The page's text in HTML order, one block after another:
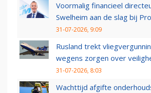
Voormalig financieel
Swelheim aan de slag bij
31-07-2026, 9:09
Rusland trekt
wegens zorgen over
31-07-2026, 8:03
Wachttijd afgifte